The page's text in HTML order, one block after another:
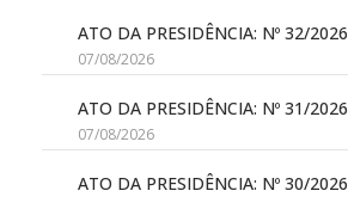
ATO DA PRESIDÊNCIA: Nº 32/2026
07/08/2026
ATO DA PRESIDÊNCIA: Nº 31/2026
07/08/2026
ATO DA PRESIDÊNCIA: Nº 30/2026